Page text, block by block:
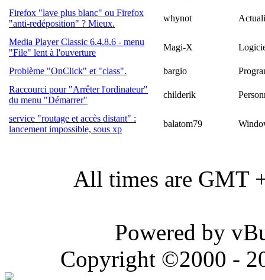
Firefox "lave plus blanc" ou Firefox
"anti-redéposition" ? Mieux.
whynot
Media Player Classic 6.4.8.6 - menu
"File" lent à l'ouverture
Magi-X
Problème "OnClick" et "class". bargio
Raccourci pour "Arrêter l'ordinateur"
du menu "Démarrer"
childerik
service "routage et accès distant" :
lancement impossible, sous xp
balatom79
All times are GMT
Powered by
Copyright ©2000 -